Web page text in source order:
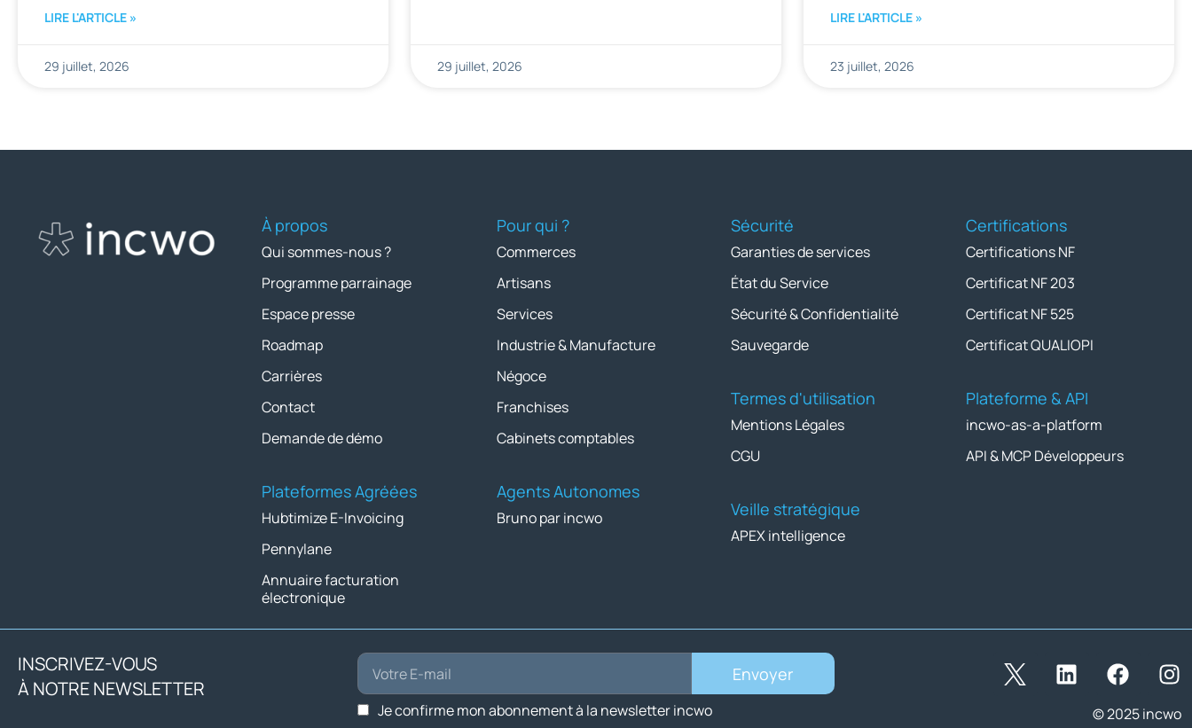
LIRE L'ARTICLE »
29 juillet, 2026 29 juillet, 2026
LIRE L'ARTICLE »
23 juillet, 2026
À propos
Qui sommes-nous ?
Programme parrainage
Espace presse
Roadmap
Carrières
Contact
Demande de démo
Plateformes Agréées
Hubtimize E-Invoicing
Pennylane
Annuaire facturation
électronique
Pour qui ?
Commerces
Artisans
Services
Industrie & Manufacture
Négoce
Franchises
Cabinets comptables
Agents Autonomes
Bruno par incwo
Sécurité
Garanties de services
État du Service
Sécurité & Confidentialité
Sauvegarde
Termes d'utilisation
Mentions Légales
CGU
Veille stratégique
APEX intelligence
Certifications
Certifications NF
Certificat NF 203
Certificat NF 525
Certificat QUALIOPI
Plateforme & API
incwo-as-a-platform
API & MCP Développeurs
INSCRIVEZ-VOUS
À NOTRE NEWSLETTER
Je confirme mon abonnement à la newsletter incwo
Envoyer
© 2025 incwo